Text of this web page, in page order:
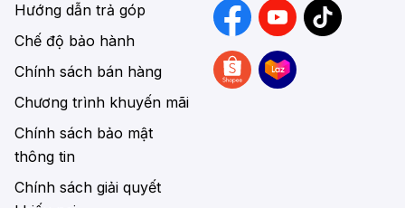
Hướng dẫn trả góp
Chế độ bảo hành
Chính sách bán hàng
Chương trình khuyến mãi
Chính sách bảo mật
thông tin
Chính sách giải quyết